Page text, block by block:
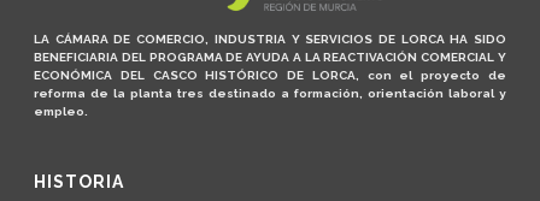
LA CÁMARA DE COMERCIO, INDUSTRIA Y SERVICIOS DE LORCA HA SIDO
BENEFICIARIA DEL PROGRAMA DE AYUDA A LA REACTIVACIÓN COMERCIAL Y
ECONÓMICA DEL CASCO HISTÓRICO DE LORCA, con el proyecto de
reforma de la planta tres destinado a formación, orientación laboral y
empleo.
HISTORIA